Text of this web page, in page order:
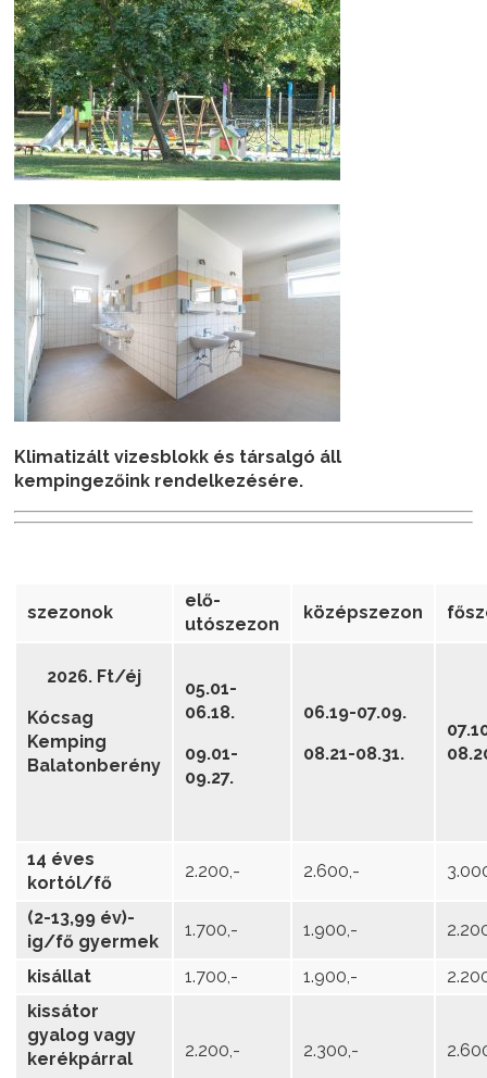
Klimatizált vizesblokk és társalgó áll
kempingezőink rendelkezésére.
szezonok
elő-
utószezon
középszezon
2026. Ft/éj
Kócsag
Kemping
Balatonberény
05.01-
06.18.
09.01-
09.27.
06.19-07.09.
08.21-08.31.
14 éves
kortól/fő
2.200,- 2.600,-
(2-13,99 év)-
ig/fő gyermek
1.700,- 1.900,-
kisállat 1.700,- 1.900,-
kissátor
gyalog vagy
kerékpárral
2.200,- 2.300,-